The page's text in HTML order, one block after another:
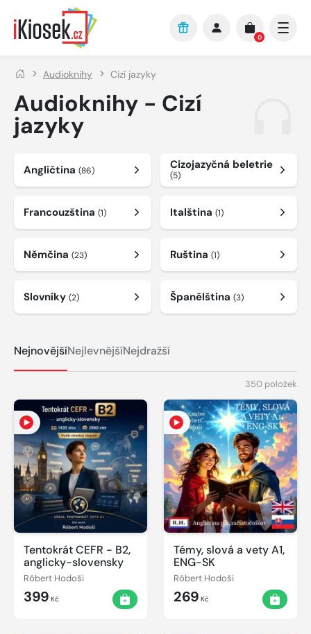
Přejít na hlavní obsah
0
Audioknihy Cizí jazyky
Audioknihy - Cizí
jazyky
Angličtina (86) Cizojazyčná beletrie
(5)
Francouzština (1) Italština (1)
Němčina (23) Ruština (1)
Slovníky (2) Španělština (3)
NejnovějšíNejlevnějšíNejdražší
350 položek
Tentokrát CEFR - B2,
anglicky-slovensky
Róbert Hodoši
399 Kč
Témy, slová a vety A1,
ENG-SK
Róbert Hodoši
269 Kč